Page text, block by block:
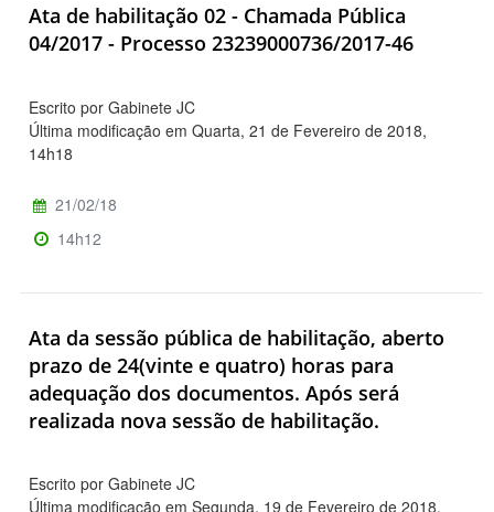
Ata de habilitação 02 - Chamada Pública
04/2017 - Processo 23239000736/2017-46
Escrito por Gabinete JC
Última modificação em Quarta, 21 de Fevereiro de 2018,
14h18
21/02/18
14h12
Ata da sessão pública de habilitação, aberto
prazo de 24(vinte e quatro) horas para
adequação dos documentos. Após será
realizada nova sessão de habilitação.
Escrito por Gabinete JC
Última modificação em Segunda, 19 de Fevereiro de 2018,